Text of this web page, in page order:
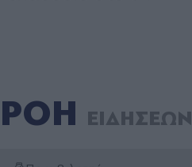
ΡΟΗ ΕΙΔΗΣΕΩΝ